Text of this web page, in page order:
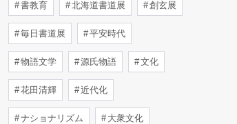
書教育 北海道書道展 創玄展
毎日書道展 平安時代
物語文学 源氏物語 文化
花田清輝 近代化
ナショナリズム 大衆文化